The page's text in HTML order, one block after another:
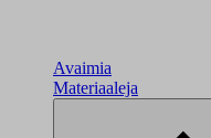
Avaimia
Materiaaleja